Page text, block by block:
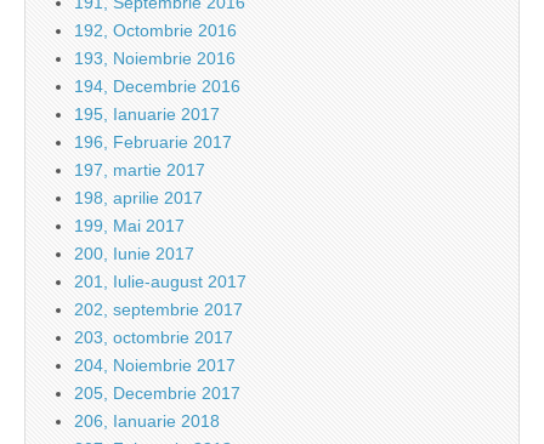
192, Octombrie 2016
193, Noiembrie 2016
194, Decembrie 2016
195, Ianuarie 2017
196, Februarie 2017
197, martie 2017
198, aprilie 2017
199, Mai 2017
200, Iunie 2017
201, Iulie-august 2017
202, septembrie 2017
203, octombrie 2017
204, Noiembrie 2017
205, Decembrie 2017
206, Ianuarie 2018